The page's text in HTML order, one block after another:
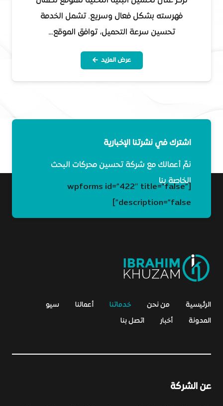
فهرسته بشكل فعال وسريع. تشمل الخدمة
تحسين سرعة التحميل، توافق الموقع…
عرض المزيد
اشترك في نشرتنا الإخبارية
نمِّ أعمالك مع شركة تحسين محركات البحث
الخاصة بنا
[wpforms id=”422″ title=”false”
description=”false”]
الرئيسية من نحن خدماتنا أعمالنا
سيو
المدونة
أخبار اتصل بنا
عن الشركة